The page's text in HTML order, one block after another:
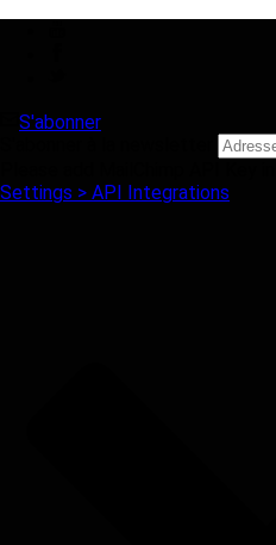
S'abonner
Settings > API Integrations